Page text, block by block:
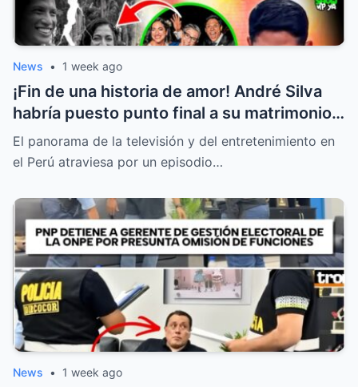
News • 1 week ago
¡Fin de una historia de amor! André Silva
habría puesto punto final a su matrimonio
con la hija de Michelle Alexander
El panorama de la televisión y del entretenimiento en
el Perú atraviesa por un episodio…
News • 1 week ago